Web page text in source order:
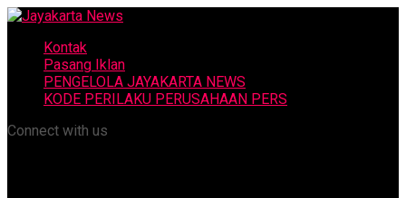
Kontak
Pasang Iklan
PENGELOLA JAYAKARTA NEWS
KODE PERILAKU PERUSAHAAN PERS
Connect with us